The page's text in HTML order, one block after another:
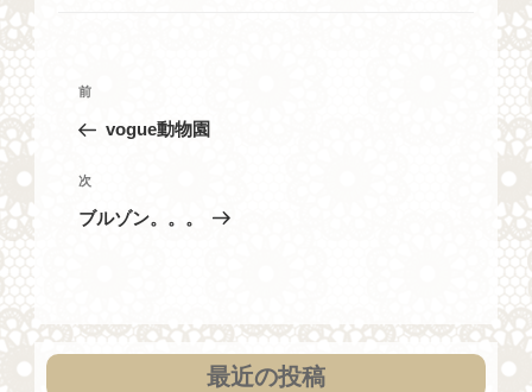
投
ビ
ゲ
過
去
投
前
vogue動物園
次
の
次
ブルゾン。。。
最近の投稿